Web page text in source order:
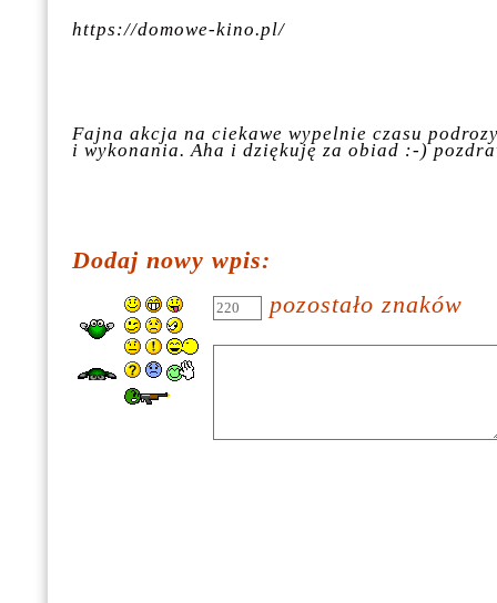
https://domowe-kino.pl/
Fajna akcja na ciekawe wypelnie czasu
i wykonania. Aha i dziękuję za obiad :-)
Dodaj nowy wpis:
pozostało znaków